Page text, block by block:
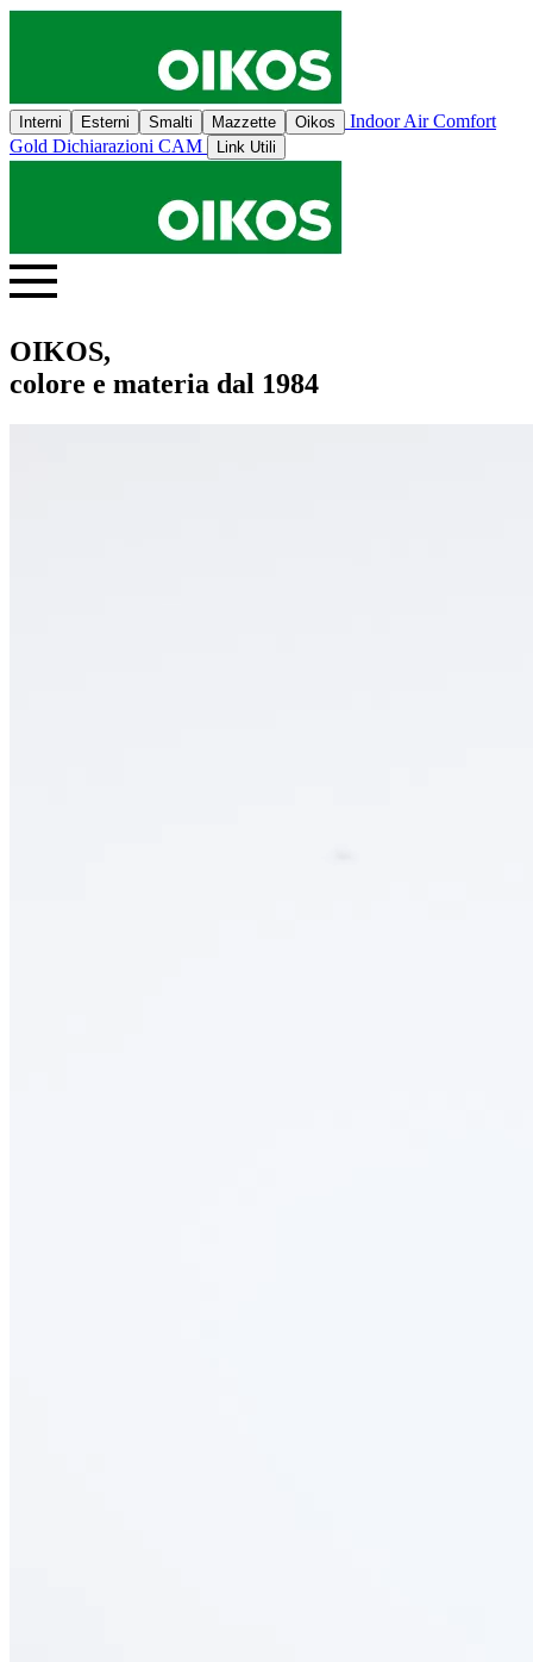
Interni Esterni Smalti Mazzette Oikos
Indoor Air Comfort
Gold Dichiarazioni CAM Link Utili
OIKOS,
colore e materia dal 1984